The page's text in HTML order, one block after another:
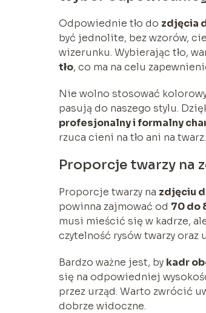
Odpowiednie tło do zdjęcia
być jednolite, bez wzorów,
wizerunku. Wybierając tło,
tło, co ma na celu
Nie wolno stosować
pasują do naszego stylu.
profesjonalny i formalny
rzuca cieni na tło ani na twarz.
Proporcje twarzy na
Proporcje twarzy na zdjęciu
powinna zajmować od 70 do
musi mieścić się w kadrze,
czytelność rysów twarzy oraz
Bardzo ważne jest, by kadr
się na odpowiedniej
przez urząd. Warto zwrócić
dobrze widoczne.